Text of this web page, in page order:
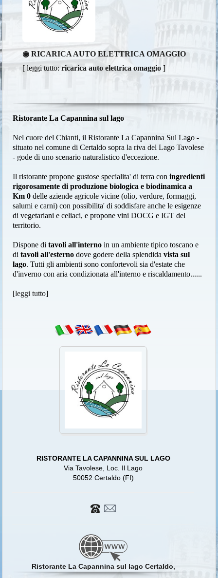
◉ RICARICA AUTO ELETTRICA OMAGGIO
[ leggi tutto:ricarica auto elettrica omaggio ]
Ristorante La Capannina sul lago
Nel cuore del Chianti, il Ristorante La Capannina Sul Lago -
situato nel comune di Certaldo sopra la riva del Lago Tavolese
- gode di uno scenario naturalistico d'eccezione.
Il ristorante propone gustose specialita' di terra coningredienti
rigorosamente di produzione biologica e biodinamica a
Km 0 delle aziende agricole vicine (olio, verdure, formaggi,
salumi e carni) con possibilita' di soddisfare anche le esigenze
di vegetariani e celiaci, e propone vini DOCG e IGT del
territorio.
Dispone ditavoli all'interno in un ambiente tipico toscano e
ditavoli all'esterno dove godere della splendidavista sul
lago. Tutti gli ambienti sono confortevoli sia d'estate che
d'inverno con aria condizionata all'interno e riscaldamento......
[leggi tutto]
RISTORANTE LA CAPANNINA SUL LAGO
Via Tavolese, Loc. Il Lago
50052 Certaldo (FI)
Ristorante La Capannina sul lago Certaldo,